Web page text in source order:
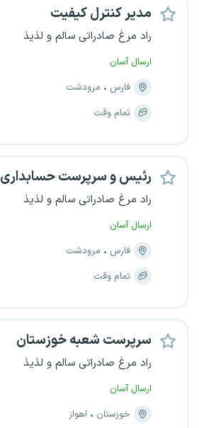
مدیر کنترل کیفیت
راد مرغ صادراتی سالم و لذیذ
ارسال آسان
فارس
مرودشت
تمام وقت
رئیس و سرپرست حسابداری
راد مرغ صادراتی سالم و لذیذ
ارسال آسان
فارس
مرودشت
تمام وقت
سرپرست شعبه خوزستان
راد مرغ صادراتی سالم و لذیذ
ارسال آسان
خوزستان
اهواز